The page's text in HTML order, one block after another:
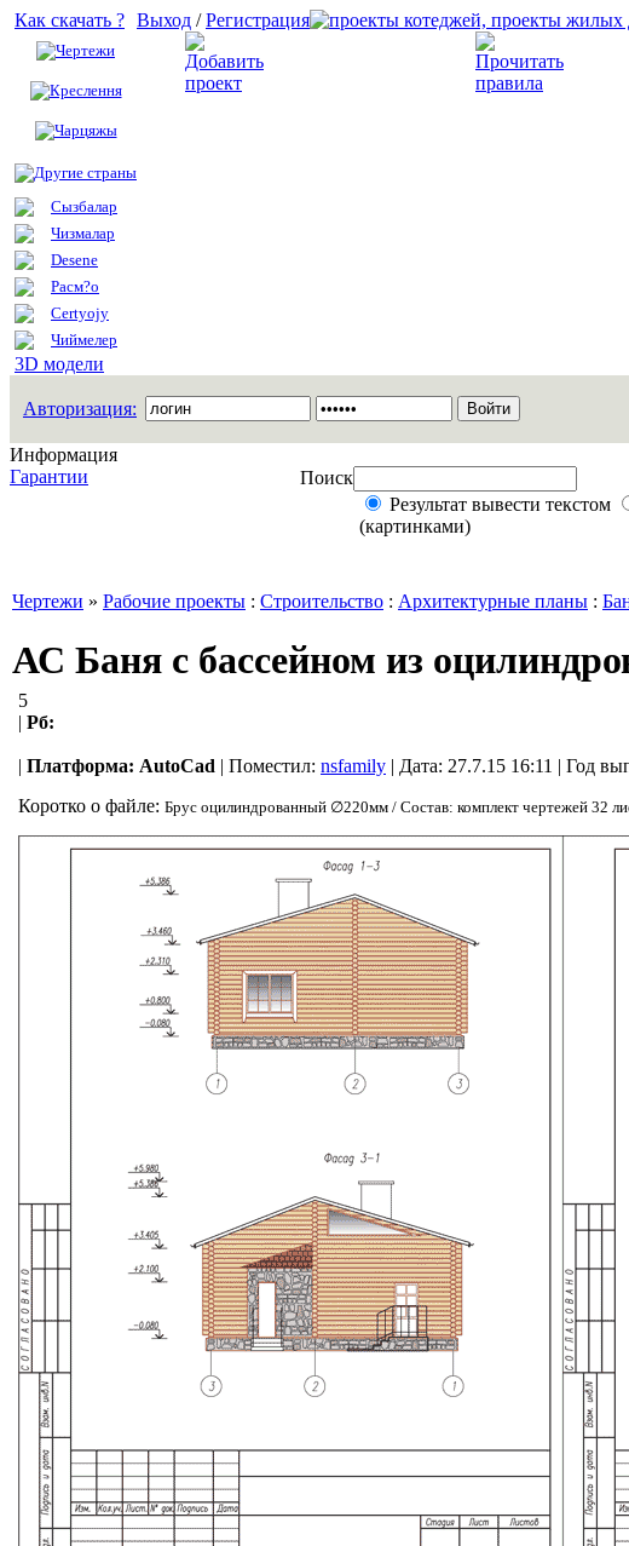
Как скачать ?
Чертежи
Креслення
Чарцяжы
Другие страны
Сызбалар
Чизмалар
Desene
Расм?о
Certyojy
Чиймелер
3D модели
Выход /Регистрация
Авторизация:
Информация
Гарантии
Поиск
Результат вывести текстом
(картинками)
Чертежи » Рабочие проекты : Строительство : Архитектурные планы :
АС Баня с бассейном из
5
| Рб:
| Платформа: AutoCad | Поместил: nsfamily | Дата: 27.7.15 16:11 | Год
Коротко о файле: Брус оцилиндрованный ∅220мм / Состав: комплект чертежей 32